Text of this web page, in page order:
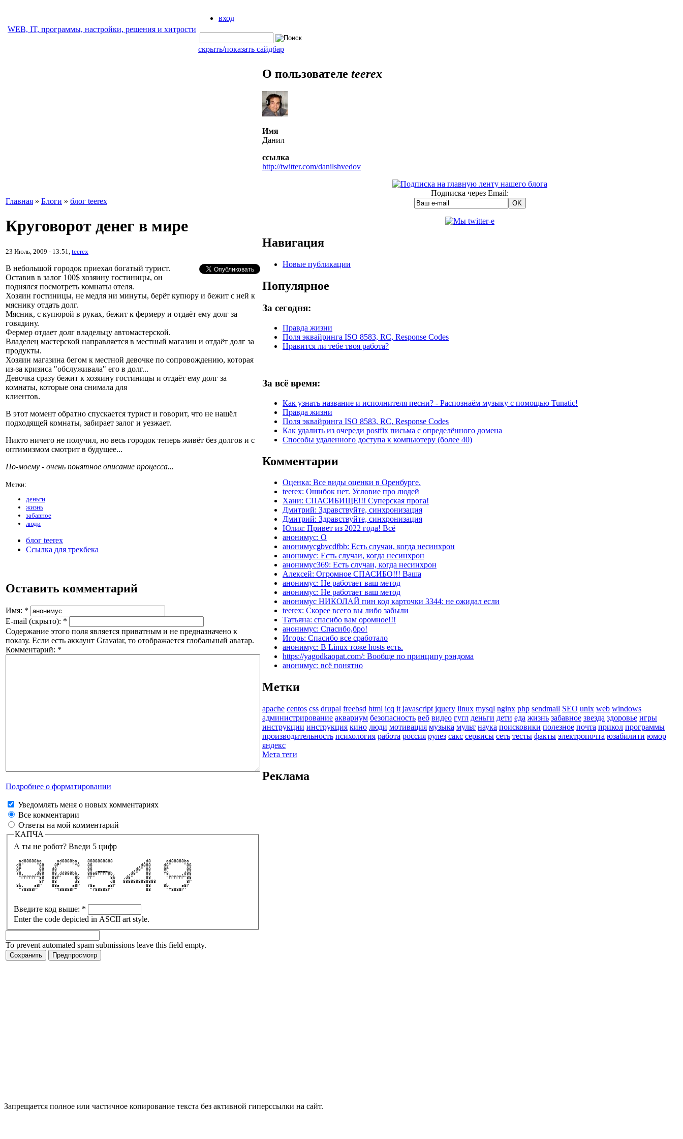
WEB, IT, программы, настройки, решения и хитрости
вход
скрыть/показать сайдбар
Главная » Блоги » блог teerex
Круговорот денег в мире
23 Июль, 2009 - 13:51, teerex
В небольшой городок приехал богатый турист.
Оставив в залог 100$ хозяину гостиницы, он
поднялся посмотреть комнаты отеля.
Хозяин гостиницы, не медля ни минуты, берёт купюру и бежит с ней к
мяснику отдать долг.
Мясник, с купюрой в руках, бежит к фермеру и отдаёт ему долг за
говядину.
Фермер отдает долг владельцу автомастерской.
Владелец мастерской направляется в местный магазин и отдаёт долг за
продукты.
Хозяин магазина бегом к местной девочке по сопровождению, которая
из-за кризиса "обслуживала" его в долг...
Девочка сразу бежит к хозяину гостиницы и отдаёт ему долг за
комнаты, которые она снимала для
клиентов.
В этот момент обратно спускается турист и говорит, что не нашёл
подходящей комнаты, забирает залог и уезжает.
Никто ничего не получил, но весь городок теперь живёт без долгов и с
оптимизмом смотрит в будущее...
По-моему - очень понятное описание процесса...
Метки:
деньги
жизнь
забавное
люди
блог teerex
Ссылка для трекбека
Оставить комментарий
Имя: *
E-mail (скрыто): *
Содержание этого поля является приватным и не предназначено к
показу. Если есть аккаунт Gravatar, то отображается глобальный аватар.
Комментарий: *
Подробнее о форматировании
Уведомлять меня о новых комментариях
Все комментарии
Ответы на мой комментарий
КАПЧА
А ты не робот? Введи 5 цифр
  ad88888ba      ad8888ba,   8888888888            ,d8      ad88888ba
d8"     "88    8P'    "Y8   88                  ,d888     d8"     "88
8P       88   d8            88  ____          ,d8" 88     8P       88
Y8,    ,d88   88,dd888bb,   88a8PPPP8b,     ,d8"   88     Y8,    ,d88
  "PPPPPP"88   88P'    `8b   PP"     `8b   ,d8"     88      "PPPPPP"88
          8P   88       d8            d8   8888888888888            8P
8b,    a8P    88a     a8P   Y8a     a8P            88     8b,    a8P
`"Y8888P'      "Y88888P"     "Y88888P"             88     `"Y8888P'
Введите код выше: *
Enter the code depicted in ASCII art style.
To prevent automated spam submissions leave this field empty.
О пользователе teerex
Имя
Данил
ссылка
http://twitter.com/danilshvedov
Подписка через Email:
Навигация
Новые публикации
Популярное
За сегодня:
Правда жизни
Поля эквайринга ISO 8583, RC, Response Codes
Нравится ли тебе твоя работа?
За всё время:
Как узнать название и исполнителя песни? - Распознаём музыку с помощью Tunatic!
Правда жизни
Поля эквайринга ISO 8583, RC, Response Codes
Как удалить из очереди postfix письма с определённого домена
Способы удаленного доступа к компьютеру (более 40)
Комментарии
Оценка: Все виды оценки в Оренбурге.
teerex: Ошибок нет. Условие про людей
Хани: СПАСИБИЩЕ!!! Суперская прога!
Дмитрий: Здравствуйте, синхронизация
Дмитрий: Здравствуйте, синхронизация
Юлия: Привет из 2022 года! Всё
анонимус: О
анонимусgbvcdfbb: Есть случаи, когда несинхрон
анонимус: Есть случаи, когда несинхрон
анонимус369: Есть случаи, когда несинхрон
Алексей: Огромное СПАСИБО!!! Ваша
анонимус: Не работает ваш метод
анонимус: Не работает ваш метод
анонимус НИКОЛАЙ пин код карточки 3344: не ожидал если
teerex: Скорее всего вы либо забыли
Татьяна: спасибо вам оромное!!!
анонимус: Спасибо,бро!
Игорь: Спасибо все сработало
анонимус: В Linux тоже hosts есть.
https://yagodkaopat.com/: Вообще по принципу рэндома
анонимус: всё понятно
Метки
apache centos css drupal freebsd html icq it javascript jquery linux mysql nginx php sendmail SEO unix web windows
администрирование аквариум безопасность веб видео гугл деньги дети еда жизнь забавное звезда здоровье игры
инструкции инструкция кино люди мотивация музыка мульт наука поисковики полезное почта прикол программы
производительность психология работа россия рулез сакс сервисы сеть тесты факты электропочта юзабилити юмор
яндекс
Мета теги
Реклама
Запрещается полное или частичное копирование текста без активной гиперссылки на сайт.